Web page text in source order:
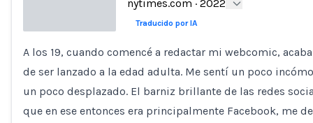
Loading...
nytimes.com · 2022
Traducido por IA
A los 19, cuando comencé a redactar mi webcomic,
de ser lanzado a la edad adulta. Me sentí un poco
un poco desplazado. El barniz brillante de las redes
que en ese entonces era principalmente Facebook, me